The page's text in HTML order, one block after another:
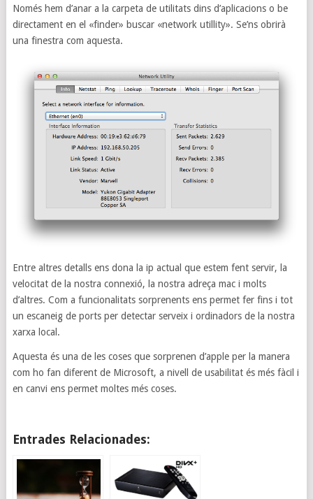
Només hem d’anar a la carpeta de utilitats dins d’aplicacions o be
directament en el «finder» buscar «network utillity». Se’ns obrirà
una finestra com aquesta.
Entre altres detalls ens dona la ip actual que estem fent servir, la
velocitat de la nostra connexió, la nostra adreça mac i molts
d’altres. Com a funcionalitats sorprenents ens permet fer fins i tot
un escaneig de ports per detectar serveix i ordinadors de la nostra
xarxa local.
Aquesta és una de les coses que sorprenen d’apple per la manera
com ho fan diferent de Microsoft, a nivell de usabilitat és més fàcil i
en canvi ens permet moltes més coses.
Entrades Relacionades: